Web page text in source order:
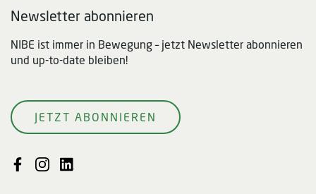
Newsletter abonnieren
NIBE ist immer in Bewegung – jetzt Newsletter abonnieren
und up-to-date bleiben!
JETZT ABONNIEREN